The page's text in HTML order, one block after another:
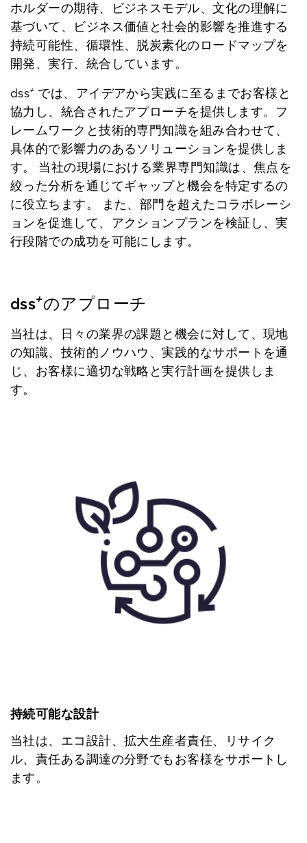
ホルダーの期待、ビジネスモデル、文化の理解に
基づいて、ビジネス価値と社会的影響を推進する
持続可能性、循環性、脱炭素化のロードマップを
開発、実行、統合しています。
dss+ では、アイデアから実践に至るまでお客様と
協力し、統合されたアプローチを提供します。フ
レームワークと技術的専門知識を組み合わせて、
具体的で影響力のあるソリューションを提供しま
す。 当社の現場における業界専門知識は、焦点を
絞った分析を通じてギャップと機会を特定するの
に役立ちます。 また、部門を超えたコラボレーシ
ョンを促進して、アクションプランを検証し、実
行段階での成功を可能にします。
dss+のアプローチ
当社は、日々の業界の課題と機会に対して、現地
の知識、技術的ノウハウ、実践的なサポートを通
じ、お客様に適切な戦略と実行計画を提供しま
す。
持続可能な設計
当社は、エコ設計、拡大生産者責任、リサイク
ル、責任ある調達の分野でもお客様をサポートし
ます。